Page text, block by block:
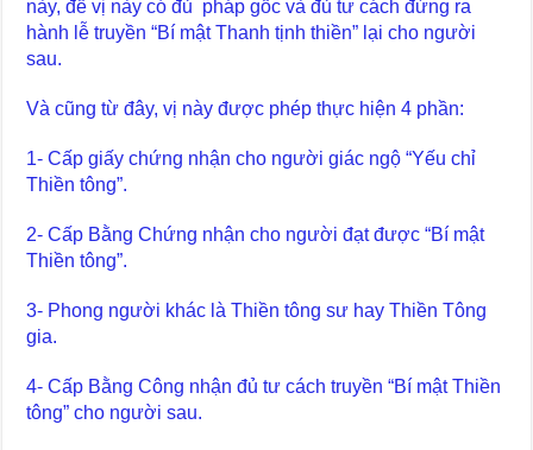
này, để vị này có đủ pháp gốc và đủ tư cách đứng ra
hành lễ truyền “Bí mật Thanh tịnh thiền” lại cho người
sau.
Và cũng từ đây, vị này được phép thực hiện 4 phần:
1- Cấp giấy chứng nhận cho người giác ngộ “Yếu chỉ
Thiền tông”.
2- Cấp Bằng Chứng nhận cho người đạt được “Bí mật
Thiền tông”.
3- Phong người khác là Thiền tông sư hay Thiền Tông
gia.
4- Cấp Bằng Công nhận đủ tư cách truyền “Bí mật Thiền
tông” cho người sau.